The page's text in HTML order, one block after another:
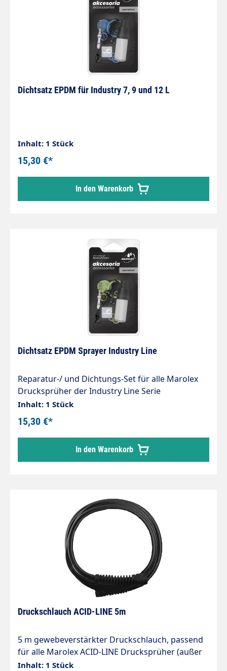
Dichtsatz EPDM für Industry 7, 9 und 12 L
Inhalt: 1 Stück
15,30 €*
In den Warenkorb
Dichtsatz EPDM Sprayer Industry Line
Reparatur-/ und Dichtungs-Set für alle Marolex
Drucksprüher der Industry Line Serie
Lieferumfang des Sets: Rückschlagventil Pumpe
(R24) Silikonfett Filter (R40, Nr. 12)
Lanzenklammer (R107, Nr. 30) Ventilkolben mit O-
ringe 3x2, (R43, R42, Nr. 26 u. 41) Dosierventilfeder
38x5 (R14, Nr. 35) O-Ring 28x4 (R22, Nr. 36) O-Ring
Inhalt: 1 Stück
15,30 €*
In den Warenkorb
Druckschlauch ACID-LINE 5m
5 m gewebeverstärkter Druckschlauch, passend
für alle Marolex ACID-LINE Drucksprüher (außer
Akku-Geräte*), komplett mit Verschraubung, und
Inhalt: 1 Stück